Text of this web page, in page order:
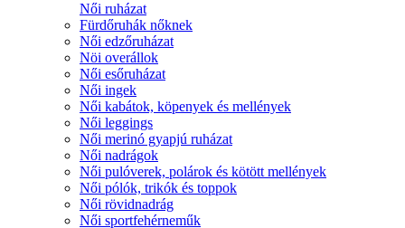
Női ruházat
Fürdőruhák nőknek
Női edzőruházat
Nöi overállok
Női esőruházat
Női ingek
Női kabátok, köpenyek és mellények
Női leggings
Női merinó gyapjú ruházat
Női nadrágok
Női pulóverek, polárok és kötött mellények
Női pólók, trikók és toppok
Női rövidnadrág
Női sportfehérneműk